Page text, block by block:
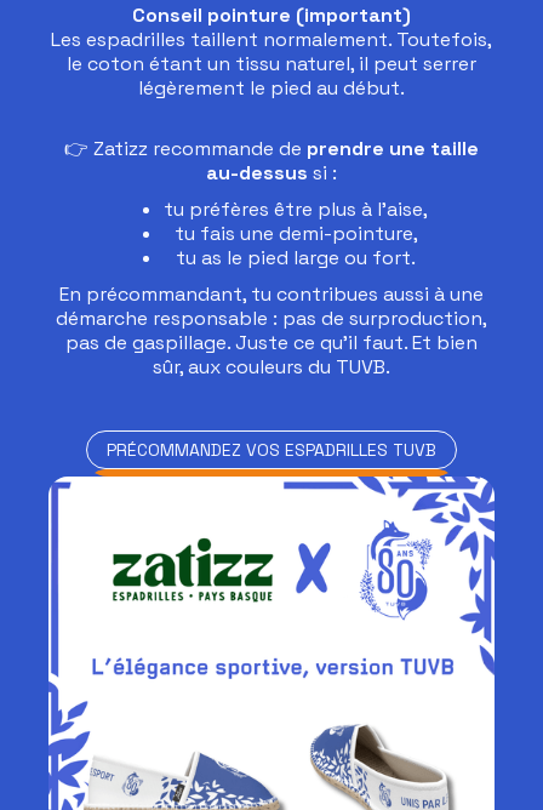
Conseil pointure (important)
Les espadrilles taillent normalement. Toutefois,
le coton étant un tissu naturel, il peut serrer
légèrement le pied au début.
👉 Zatizz recommande de prendre une taille
au-dessus si :
tu préfères être plus à l’aise,
tu fais une demi-pointure,
tu as le pied large ou fort.
En précommandant, tu contribues aussi à une
démarche responsable : pas de surproduction,
pas de gaspillage. Juste ce qu’il faut. Et bien
sûr, aux couleurs du TUVB.
PRÉCOMMANDEZ VOS ESPADRILLES TUVB
PRÉCOMMANDEZ VOS ESPADRILLES TUVB